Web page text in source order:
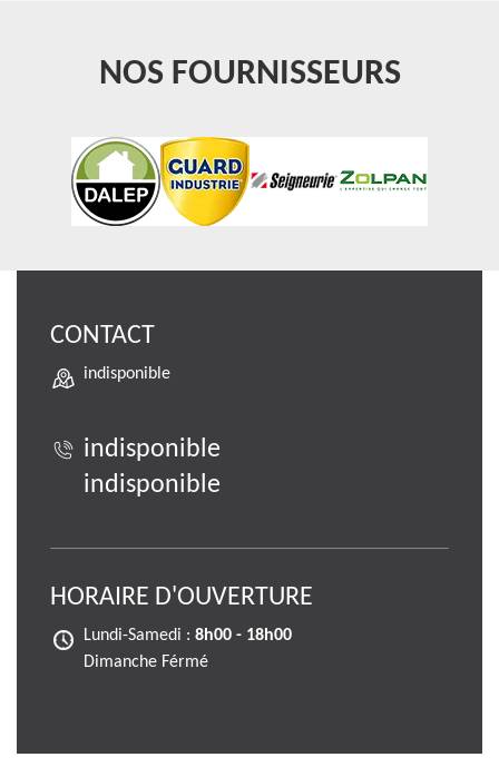
NOS FOURNISSEURS
CONTACT
indisponible
indisponible
indisponible
HORAIRE D'OUVERTURE
Lundi-Samedi : 8h00 - 18h00
Dimanche Férmé